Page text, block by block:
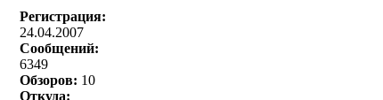
Регистрация:
24.04.2007
Сообщений:
6349
Обзоров: 10
Откуда: